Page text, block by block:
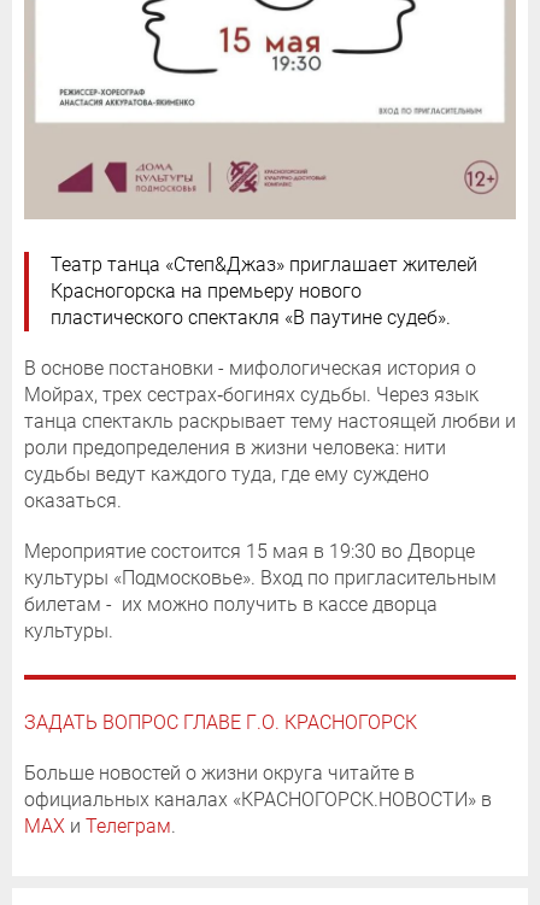
Театр танца «Степ&Джаз» приглашает жителей
Красногорска на премьеру нового
пластического спектакля «В паутине судеб».
В основе постановки - мифологическая история о
Мойрах, трех сестрах‑богинях судьбы. Через язык
танца спектакль раскрывает тему настоящей любви и
роли предопределения в жизни человека: нити
судьбы ведут каждого туда, где ему суждено
оказаться.
Мероприятие состоится 15 мая в 19:30 во Дворце
культуры «Подмосковье». Вход по пригласительным
билетам - их можно получить в кассе дворца
культуры.
ЗАДАТЬ ВОПРОС ГЛАВЕ Г.О. КРАСНОГОРСК
Больше новостей о жизни округа читайте в
официальных каналах «КРАСНОГОРСК.НОВОСТИ» в
MAX и Телеграм.